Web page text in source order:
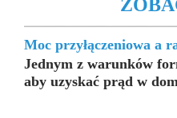
Moc przyłączeniowa a
Jednym z warunków
aby uzyskać prąd w